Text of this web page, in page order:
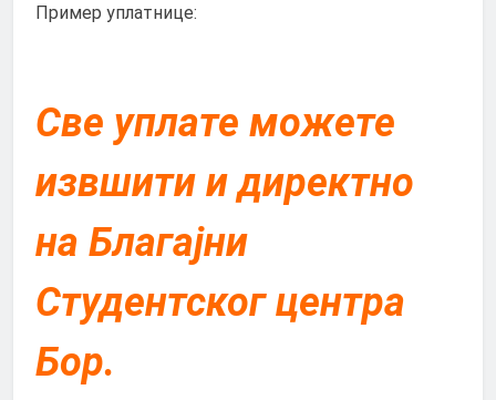
Пример уплатнице:
Све уплате можете
извшити и директно
на Благајни
Студентског центра
Бор.